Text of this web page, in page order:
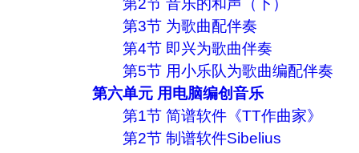
第3节 为歌曲配伴奏
第4节 即兴为歌曲伴奏
第5节 用小乐队为歌曲编配伴奏
第六单元 用电脑编创音乐
第1节 简谱软件《TT作曲家》
第2节 制谱软件Sibelius